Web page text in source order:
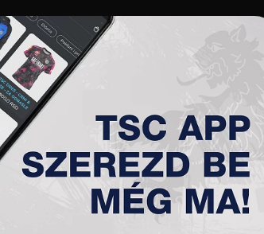
AKADÉMIA NŐI CSAPAT
A LÁNYOK